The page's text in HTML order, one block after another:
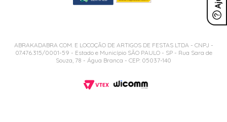
ABRAKADABRA COM. E LOCOÇÃO DE ARTIGOS DE FESTAS LTDA - CNPJ -
07.476.315/0001-59 - Estado e Município SÃO PAULO - SP - Rua Sara de
Souza, 78 - Água Branca - CEP: 05037-140